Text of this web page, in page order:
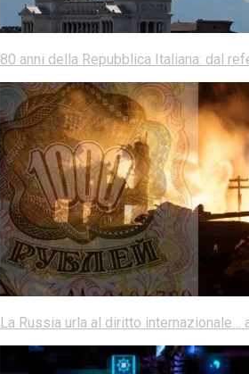
80 anni della Repubblica Italiana: dal
La Russia urla al diritto internazionale…